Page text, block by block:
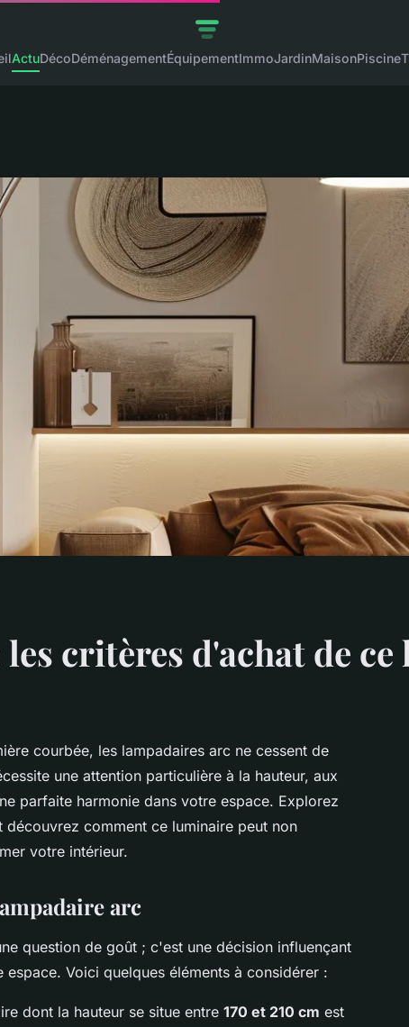
ActuDécoDéménagementÉquipementImmoJardinMaisonPiscine
critères d'achat de
courbée, les lampadaires arc ne cessent de
une attention particulière à la hauteur, aux
parfaite harmonie dans votre espace. Explorez
comment ce luminaire peut non
votre intérieur.
arc
question de goût ; c'est une décision influençant
espace. Voici quelques éléments à considérer :
dont la hauteur se situe entre 170 et 210 cm est